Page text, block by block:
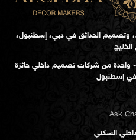
وتصميم الحدائق في دبي، إسطنبول،
من شركات تصميم داخلي حائزة
في إسطنبول
Ask
السكني